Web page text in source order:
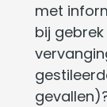
met
bij